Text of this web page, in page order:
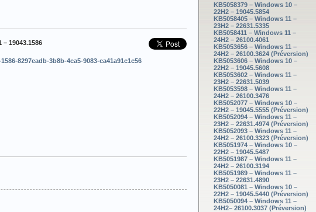
KB5058379 – Windows 10 –
22H2 – 19045.5854
KB5058405 – Windows 11 –
23H2 – 22631.5335
KB5058411 – Windows 11 –
24H2 – 26100.4061
KB5053656 – Windows 11 –
24H2 – 26100.3624 (Préversion)
KB5053606 – Windows 10 –
22H2 – 19045.5608
KB5053602 – Windows 11 –
23H2 – 22631.5039
KB5053598 – Windows 11 –
24H2 – 26100.3476
KB5052077 – Windows 10 –
22H2 – 19045.5555 (Préversion)
KB5052094 – Windows 11 –
23H2 – 22631.4974 (Préversion)
KB5052093 – Windows 11 –
24H2 – 26100.3323 (Préversion)
KB5051974 – Windows 10 –
22H2 – 19045.5487
KB5051987 – Windows 11 –
24H2 – 26100.3194
KB5051989 – Windows 11 –
23H2 – 22631.4890
KB5050081 – Windows 10 –
22H2 – 19045.5440 (Préversion)
KB5050094 – Windows 11 –
24H2– 26100.3037 (Préversion)
– 19043.1586
8297eadb-3b8b-4ca5-9083-ca41a91c1c56